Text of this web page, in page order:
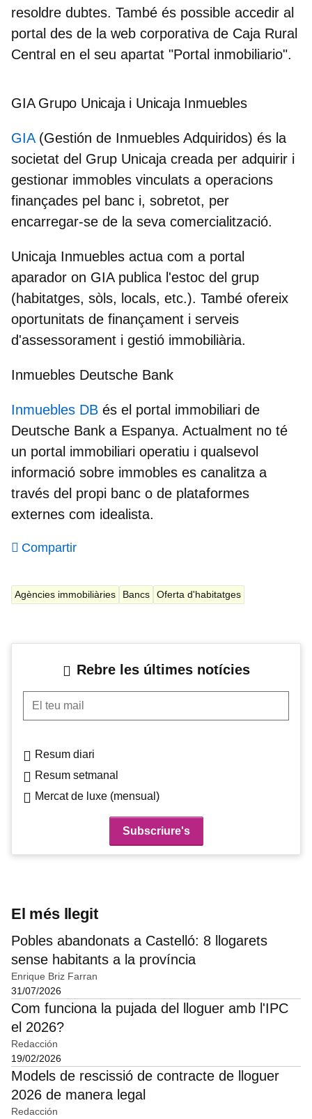
resoldre dubtes. També és possible accedir al
portal des de la web corporativa de Caja Rural
Central en el seu apartat "Portal inmobiliario".
GIA Grupo Unicaja i Unicaja Inmuebles
GIA (Gestión de Inmuebles Adquiridos) és la
societat del Grup Unicaja creada per adquirir i
gestionar immobles vinculats a operacions
finançades pel banc i, sobretot, per
encarregar-se de la seva comercialització.
Unicaja Inmuebles actua com a portal
aparador on GIA publica l'estoc del grup
(habitatges, sòls, locals, etc.). També ofereix
oportunitats de finançament i serveis
d'assessorament i gestió immobiliària.
Inmuebles Deutsche Bank
Inmuebles DB és el portal immobiliari de
Deutsche Bank a Espanya. Actualment no té
un portal immobiliari operatiu i qualsevol
informació sobre immobles es canalitza a
través del propi banc o de plataformes
externes com idealista.
Compartir
Agències immobiliàries Bancs Oferta d'habitatges
Rebre les últimes notícies
El teu mail
Resum diari
Resum setmanal
Mercat de luxe (mensual)
El més llegit
Pobles abandonats a Castelló: 8 llogarets
sense habitants a la província
Enrique Briz Farran
31/07/2026
Com funciona la pujada del lloguer amb l'IPC
el 2026?
Redacción
19/02/2026
Models de rescissió de contracte de lloguer
2026 de manera legal
Redacción